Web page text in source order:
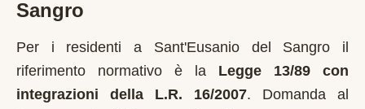
Sangro
Per i residenti a Sant'Eusanio del Sangro il
riferimento normativo è la
Legge 13/89 con
integrazioni della L.R. 16/2007. Domanda al